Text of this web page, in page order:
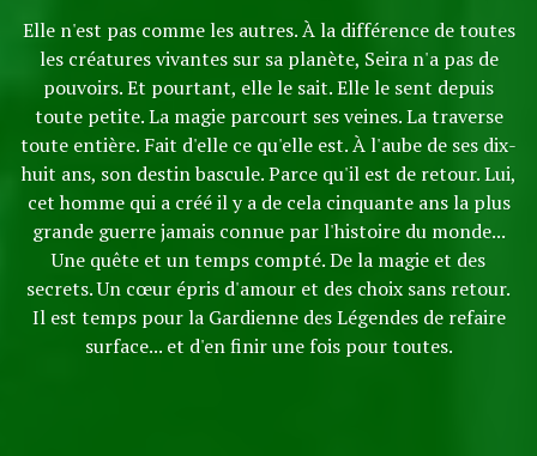
Elle n'est pas comme les autres. À la différence de toutes
les créatures vivantes sur sa planète, Seira n'a pas de
pouvoirs. Et pourtant, elle le sait. Elle le sent depuis
toute petite. La magie parcourt ses veines. La traverse
toute entière. Fait d'elle ce qu'elle est. À l'aube de ses dix-
huit ans, son destin bascule. Parce qu'il est de retour. Lui,
cet homme qui a créé il y a de cela cinquante ans la plus
grande guerre jamais connue par l'histoire du monde...
Une quête et un temps compté. De la magie et des
secrets. Un cœur épris d'amour et des choix sans retour.
Il est temps pour la Gardienne des Légendes de refaire
surface... et d'en finir une fois pour toutes.